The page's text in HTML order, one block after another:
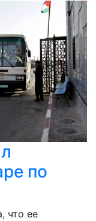
по
что ее